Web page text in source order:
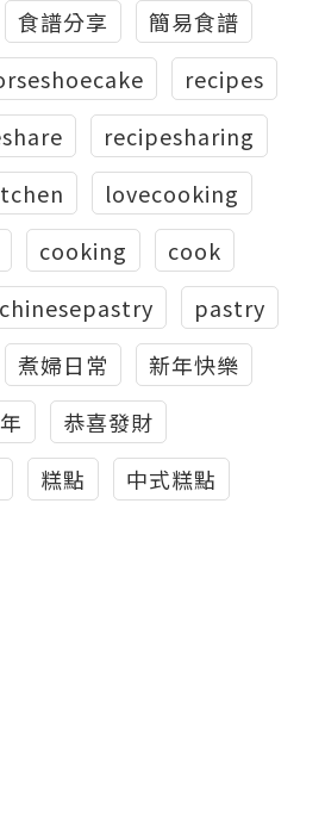
食譜分享
簡易食譜
recipes
recipesharing
lovecooking
cooking
cook
chinesepastry
pastry
煮婦日常
新年快樂
恭喜發財
糕點
中式糕點